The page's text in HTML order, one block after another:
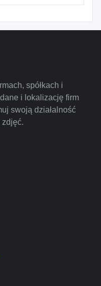
spółkach i
i lokalizację firm
swoją działalność